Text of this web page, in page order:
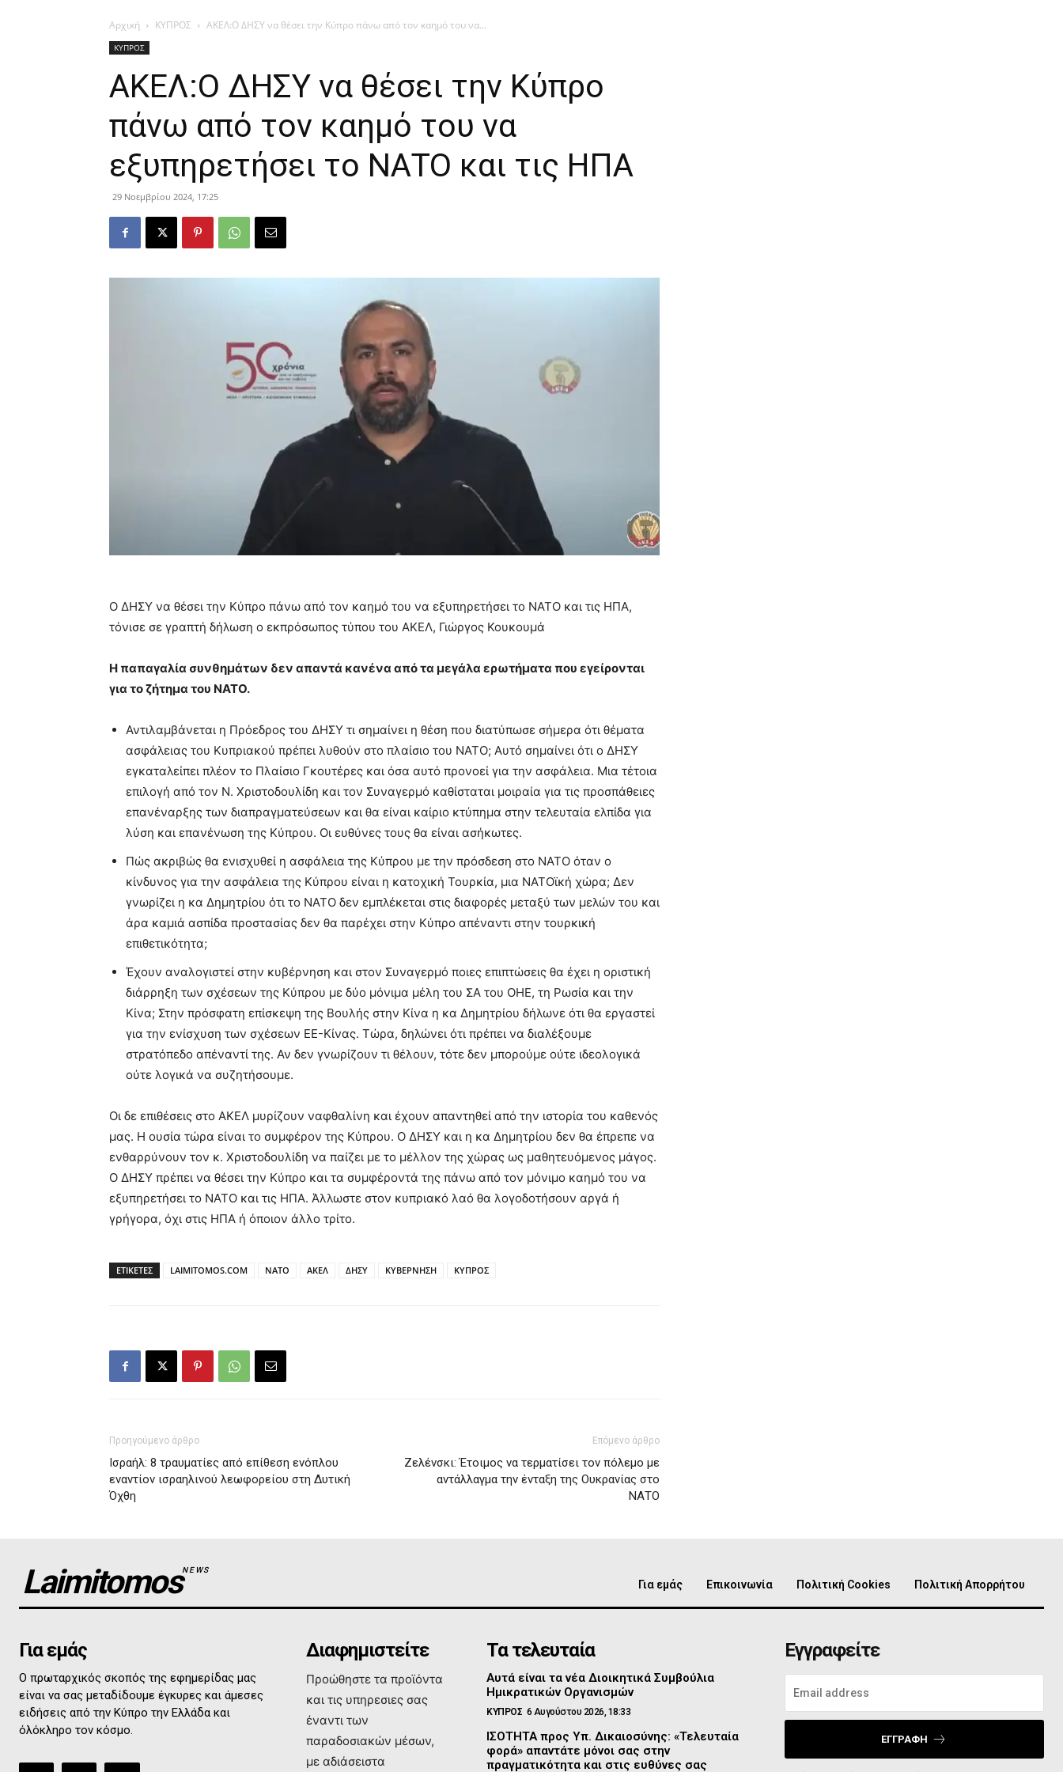
Αρχική ΚΥΠΡΟΣ ΑΚΕΛ:Ο ΔΗΣΥ να θέσει την Κύπρο πάνω από τον καημό του να...
ΚΥΠΡΟΣ
ΑΚΕΛ:Ο ΔΗΣΥ να θέσει την Κύπρο
πάνω από τον καημό του να
εξυπηρετήσει το ΝΑΤΟ και τις ΗΠΑ
29 Νοεμβρίου 2024, 17:25
Ο ΔΗΣΥ να θέσει την Κύπρο πάνω από τον καημό του να εξυπηρετήσει το ΝΑΤΟ και τις ΗΠΑ,
τόνισε σε γραπτή δήλωση ο εκπρόσωπος τύπου του ΑΚΕΛ, Γιώργος Κουκουμά
Η παπαγαλία συνθημάτων δεν απαντά κανένα από τα μεγάλα ερωτήματα που εγείρονται
για το ζήτημα του ΝΑΤΟ.
Αντιλαμβάνεται η Πρόεδρος του ΔΗΣΥ τι σημαίνει η θέση που διατύπωσε σήμερα ότι θέματα
ασφάλειας του Κυπριακού πρέπει λυθούν στο πλαίσιο του ΝΑΤΟ; Αυτό σημαίνει ότι ο ΔΗΣΥ
εγκαταλείπει πλέον το Πλαίσιο Γκουτέρες και όσα αυτό προνοεί για την ασφάλεια. Μια τέτοια
επιλογή από τον Ν. Χριστοδουλίδη και τον Συναγερμό καθίσταται μοιραία για τις προσπάθειες
επανέναρξης των διαπραγματεύσεων και θα είναι καίριο κτύπημα στην τελευταία ελπίδα για
λύση και επανένωση της Κύπρου. Οι ευθύνες τους θα είναι ασήκωτες.
Πώς ακριβώς θα ενισχυθεί η ασφάλεια της Κύπρου με την πρόσδεση στο ΝΑΤΟ όταν ο
κίνδυνος για την ασφάλεια της Κύπρου είναι η κατοχική Τουρκία, μια ΝΑΤΟϊκή χώρα; Δεν
γνωρίζει η κα Δημητρίου ότι το ΝΑΤΟ δεν εμπλέκεται στις διαφορές μεταξύ των μελών του και
άρα καμιά ασπίδα προστασίας δεν θα παρέχει στην Κύπρο απέναντι στην τουρκική
επιθετικότητα;
Έχουν αναλογιστεί στην κυβέρνηση και στον Συναγερμό ποιες επιπτώσεις θα έχει η οριστική
διάρρηξη των σχέσεων της Κύπρου με δύο μόνιμα μέλη του ΣΑ του ΟΗΕ, τη Ρωσία και την
Κίνα; Στην πρόσφατη επίσκεψη της Βουλής στην Κίνα η κα Δημητρίου δήλωνε ότι θα εργαστεί
για την ενίσχυση των σχέσεων ΕΕ-Κίνας. Τώρα, δηλώνει ότι πρέπει να διαλέξουμε
στρατόπεδο απέναντί της. Αν δεν γνωρίζουν τι θέλουν, τότε δεν μπορούμε ούτε ιδεολογικά
ούτε λογικά να συζητήσουμε.
Οι δε επιθέσεις στο ΑΚΕΛ μυρίζουν ναφθαλίνη και έχουν απαντηθεί από την ιστορία του καθενός
μας. Η ουσία τώρα είναι το συμφέρον της Κύπρου. Ο ΔΗΣΥ και η κα Δημητρίου δεν θα έπρεπε να
ενθαρρύνουν τον κ. Χριστοδουλίδη να παίζει με το μέλλον της χώρας ως μαθητευόμενος μάγος.
Ο ΔΗΣΥ πρέπει να θέσει την Κύπρο και τα συμφέροντά της πάνω από τον μόνιμο καημό του να
εξυπηρετήσει το ΝΑΤΟ και τις ΗΠΑ. Άλλωστε στον κυπριακό λαό θα λογοδοτήσουν αργά ή
γρήγορα, όχι στις ΗΠΑ ή όποιον άλλο τρίτο.
ΕΤΙΚΕΤΕΣ LAIMITOMOS.COM NATO ΑΚΕΛ ΔΗΣΥ ΚΥΒΕΡΝΗΣΗ ΚΥΠΡΟΣ
Προηγούμενο άρθρο
Ισραήλ: 8 τραυματίες από επίθεση ενόπλου
εναντίον ισραηλινού λεωφορείου στη Δυτική
Όχθη
Επόμενο άρθρο
Ζελένσκι: Έτοιμος να τερματίσει τον πόλεμο με
αντάλλαγμα την ένταξη της Ουκρανίας στο
ΝΑΤΟ
LaimitomosNEWS
Για εμάς Επικοινωνία Πολιτική Cookies Πολιτική Απορρήτου
Για εμάς
Ο πρωταρχικός σκοπός της εφημερίδας μας
είναι να σας μεταδίδουμε έγκυρες και άμεσες
ειδήσεις από την Κύπρο την Ελλάδα και
όλόκληρο τον κόσμο.
Διαφημιστείτε
Προώθηστε τα προϊόντα
και τις υπηρεσιες σας
έναντι των
παραδοσιακών μέσων,
με αδιάσειστα
Τα τελευταία
Αυτά είναι τα νέα Διοικητικά Συμβούλια
Ημικρατικών Οργανισμών
ΚΥΠΡΟΣ 6 Αυγούστου 2026, 18:33
ΙΣΟΤΗΤΑ προς Υπ. Δικαιοσύνης: «Τελευταία
φορά» απαντάτε μόνοι σας στην
πραγματικότητα και στις ευθύνες σας
Εγγραφείτε
ΕΓΓΡΑΦΉ